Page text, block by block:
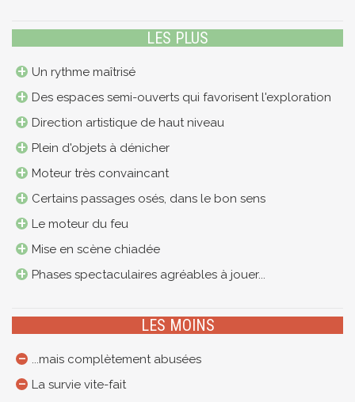
LES PLUS
Un rythme maîtrisé
Des espaces semi-ouverts qui favorisent l'exploration
Direction artistique de haut niveau
Plein d'objets à dénicher
Moteur très convaincant
Certains passages osés, dans le bon sens
Le moteur du feu
Mise en scène chiadée
Phases spectaculaires agréables à jouer...
LES MOINS
...mais complètement abusées
La survie vite-fait